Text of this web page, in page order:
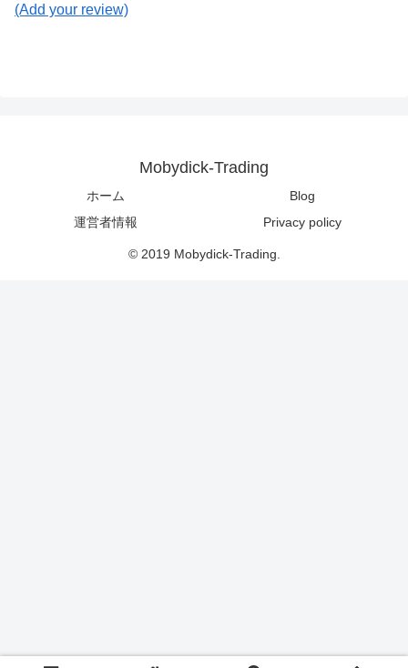
(Add your review)
Mobydick-Trading
ホーム
Blog
運営者情報
Privacy policy
© 2019 Mobydick-Trading.